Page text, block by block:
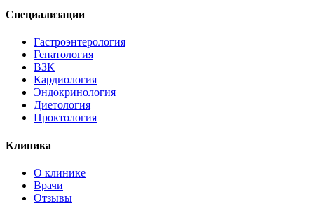
Специализации
Гастроэнтерология
Гепатология
ВЗК
Кардиология
Эндокринология
Диетология
Проктология
Клиника
О клинике
Врачи
Отзывы